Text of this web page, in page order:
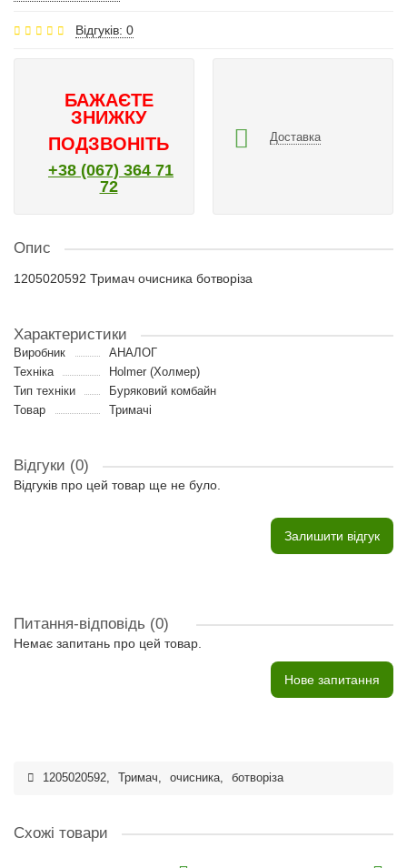
Відгуків: 0
БАЖАЄТЕ
ЗНИЖКУ
ПОДЗВОНІТЬ
+38 (067) 364 71
72
Доставка
Опис
1205020592 Тримач очисника ботворіза
Характеристики
Виробник
АНАЛОГ
Техніка
Holmer (Холмер)
Тип техніки
Буряковий комбайн
Товар
Тримачі
Відгуки (0)
Відгуків про цей товар ще не було.
Залишити відгук
Питання-відповідь (0)
Немає запитань про цей товар.
Нове запитання
1205020592, Тримач, очисника, ботворіза
Схожі товари